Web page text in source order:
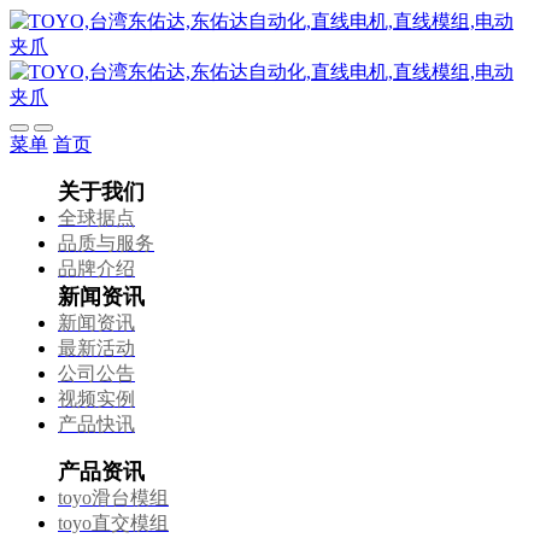
菜单 首页
关于我们
全球据点
品质与服务
品牌介绍
新闻资讯
新闻资讯
最新活动
公司公告
视频实例
产品快讯
产品资讯
toyo滑台模组
toyo直交模组